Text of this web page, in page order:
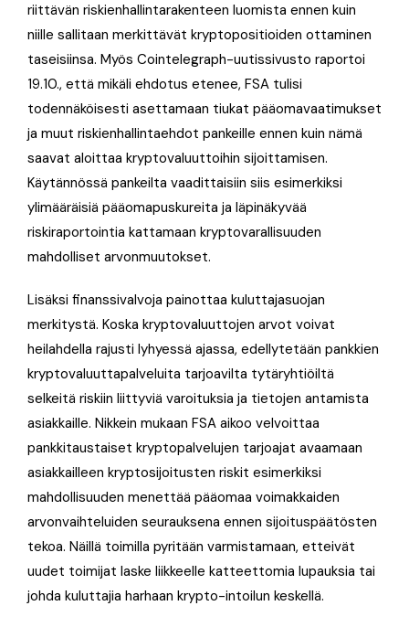
riittävän riskienhallintarakenteen luomista ennen kuin
niille sallitaan merkittävät kryptopositioiden ottaminen
taseisiinsa. Myös Cointelegraph-uutissivusto raportoi
19.10., että mikäli ehdotus etenee, FSA tulisi
todennäköisesti asettamaan tiukat pääomavaatimukset
ja muut riskienhallintaehdot pankeille ennen kuin nämä
saavat aloittaa kryptovaluuttoihin sijoittamisen.
Käytännössä pankeilta vaadittaisiin siis esimerkiksi
ylimääräisiä pääomapuskureita ja läpinäkyvää
riskiraportointia kattamaan kryptovarallisuuden
mahdolliset arvonmuutokset.
Lisäksi finanssivalvoja painottaa kuluttajasuojan
merkitystä. Koska kryptovaluuttojen arvot voivat
heilahdella rajusti lyhyessä ajassa, edellytetään pankkien
kryptovaluuttapalveluita tarjoavilta tytäryhtiöiltä
selkeitä riskiin liittyviä varoituksia ja tietojen antamista
asiakkaille. Nikkein mukaan FSA aikoo velvoittaa
pankkitaustaiset kryptopalvelujen tarjoajat avaamaan
asiakkailleen kryptosijoitusten riskit esimerkiksi
mahdollisuuden menettää pääomaa voimakkaiden
arvonvaihteluiden seurauksena ennen sijoituspäätösten
tekoa. Näillä toimilla pyritään varmistamaan, etteivät
uudet toimijat laske liikkeelle katteettomia lupauksia tai
johda kuluttajia harhaan krypto-intoilun keskellä.